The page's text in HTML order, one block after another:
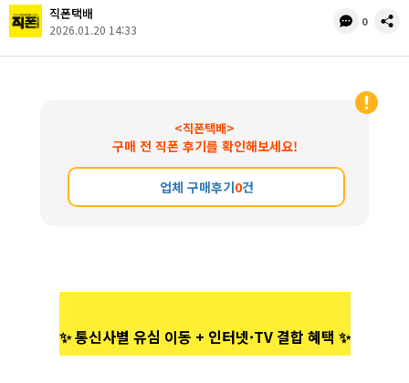
직폰택배
2026.01.20 14:33
댓
수
0
공
<직폰택배>
구매 전 직폰 후기를 확인해보세요!
업체 구매후기0건
✨ 통신사별 유심 이동 + 인터넷·TV 결합 혜택 ✨